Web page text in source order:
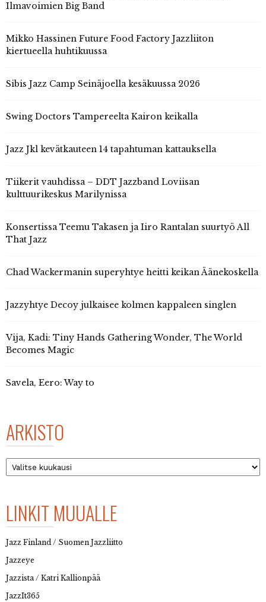
Ilmavoimien Big Band
Mikko Hassinen Future Food Factory Jazzliiton
kiertueella huhtikuussa
Sibis Jazz Camp Seinäjoella kesäkuussa 2026
Swing Doctors Tampereelta Kairon keikalla
Jazz Jkl kevätkauteen 14 tapahtuman kattauksella
Tiikerit vauhdissa – DDT Jazzband Loviisan
kulttuurikeskus Marilynissa
Konsertissa Teemu Takasen ja Iiro Rantalan suurtyö All
That Jazz
Chad Wackermanin superyhtye heitti keikan Äänekoskella
Jazzyhtye Decoy julkaisee kolmen kappaleen singlen
Vija, Kadi: Tiny Hands Gathering Wonder, The World
Becomes Magic
Savela, Eero: Way to
ARKISTO
Arkisto
LINKIT MUUALLE
Jazz Finland / Suomen Jazzliitto
Jazzeye
Jazzista / Katri Kallionpää
JazzIt365